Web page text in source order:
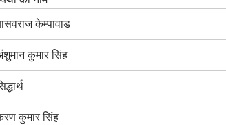
केम्पावाड
कुमार सिंह
कुमार सिंह